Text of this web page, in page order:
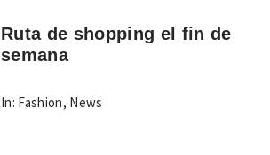
Ruta de shopping el fin de
semana
In: Fashion, News